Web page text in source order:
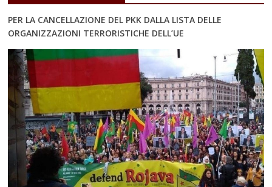
PER LA CANCELLAZIONE DEL PKK DALLA LISTA DELLE
ORGANIZZAZIONI TERRORISTICHE DELL’UE